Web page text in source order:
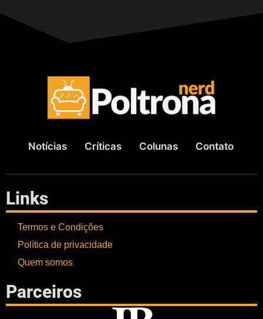
Notícias Críticas Colunas Contato
Links
Termos e Condições
Política de privacidade
Quem somos
Parceiros